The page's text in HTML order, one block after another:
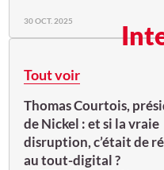
30 OCT. 2025
Tout voir
Thomas Courtois,
de Nickel : et si la vraie
disruption, c’était de
au tout-digital ?